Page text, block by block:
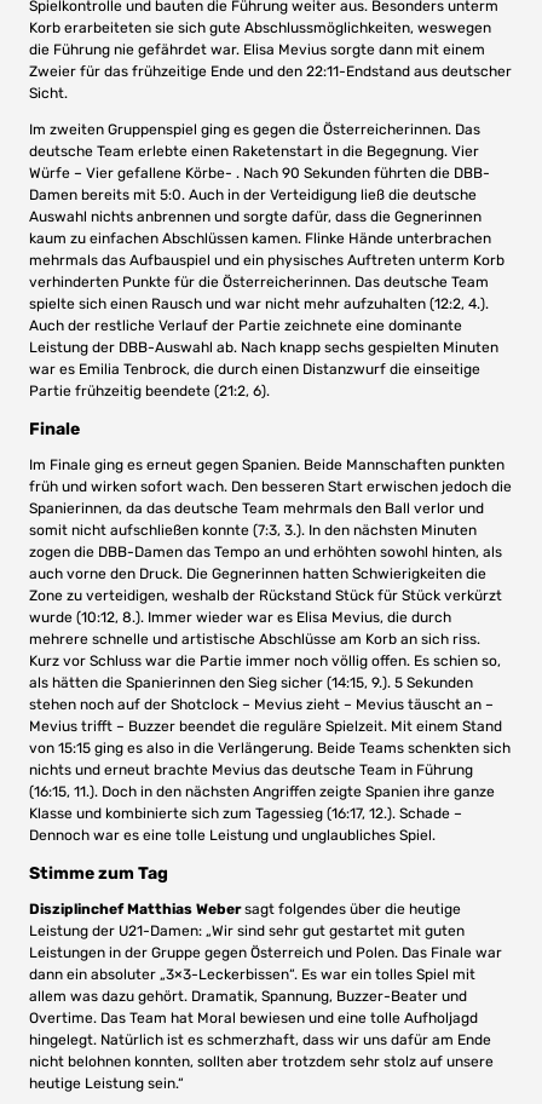
Spielkontrolle und bauten die Führung weiter aus. Besonders unterm
Korb erarbeiteten sie sich gute Abschlussmöglichkeiten, weswegen
die Führung nie gefährdet war. Elisa Mevius sorgte dann mit einem
Zweier für das frühzeitige Ende und den 22:11-Endstand aus deutscher
Sicht.
Im zweiten Gruppenspiel ging es gegen die Österreicherinnen. Das
deutsche Team erlebte einen Raketenstart in die Begegnung. Vier
Würfe – Vier gefallene Körbe- . Nach 90 Sekunden führten die DBB-
Damen bereits mit 5:0. Auch in der Verteidigung ließ die deutsche
Auswahl nichts anbrennen und sorgte dafür, dass die Gegnerinnen
kaum zu einfachen Abschlüssen kamen. Flinke Hände unterbrachen
mehrmals das Aufbauspiel und ein physisches Auftreten unterm Korb
verhinderten Punkte für die Österreicherinnen. Das deutsche Team
spielte sich einen Rausch und war nicht mehr aufzuhalten (12:2, 4.).
Auch der restliche Verlauf der Partie zeichnete eine dominante
Leistung der DBB-Auswahl ab. Nach knapp sechs gespielten Minuten
war es Emilia Tenbrock, die durch einen Distanzwurf die einseitige
Partie frühzeitig beendete (21:2, 6).
Finale
Im Finale ging es erneut gegen Spanien. Beide Mannschaften punkten
früh und wirken sofort wach. Den besseren Start erwischen jedoch die
Spanierinnen, da das deutsche Team mehrmals den Ball verlor und
somit nicht aufschließen konnte (7:3, 3.). In den nächsten Minuten
zogen die DBB-Damen das Tempo an und erhöhten sowohl hinten, als
auch vorne den Druck. Die Gegnerinnen hatten Schwierigkeiten die
Zone zu verteidigen, weshalb der Rückstand Stück für Stück verkürzt
wurde (10:12, 8.). Immer wieder war es Elisa Mevius, die durch
mehrere schnelle und artistische Abschlüsse am Korb an sich riss.
Kurz vor Schluss war die Partie immer noch völlig offen. Es schien so,
als hätten die Spanierinnen den Sieg sicher (14:15, 9.). 5 Sekunden
stehen noch auf der Shotclock – Mevius zieht – Mevius täuscht an –
Mevius trifft – Buzzer beendet die reguläre Spielzeit. Mit einem Stand
von 15:15 ging es also in die Verlängerung. Beide Teams schenkten sich
nichts und erneut brachte Mevius das deutsche Team in Führung
(16:15, 11.). Doch in den nächsten Angriffen zeigte Spanien ihre ganze
Klasse und kombinierte sich zum Tagessieg (16:17, 12.). Schade –
Dennoch war es eine tolle Leistung und unglaubliches Spiel.
Stimme zum Tag
Disziplinchef Matthias Webersagt folgendes über die heutige
Leistung der U21-Damen: „Wir sind sehr gut gestartet mit guten
Leistungen in der Gruppe gegen Österreich und Polen. Das Finale war
dann ein absoluter „3×3-Leckerbissen“. Es war ein tolles Spiel mit
allem was dazu gehört. Dramatik, Spannung, Buzzer-Beater und
Overtime. Das Team hat Moral bewiesen und eine tolle Aufholjagd
hingelegt. Natürlich ist es schmerzhaft, dass wir uns dafür am Ende
nicht belohnen konnten, sollten aber trotzdem sehr stolz auf unsere
heutige Leistung sein.“